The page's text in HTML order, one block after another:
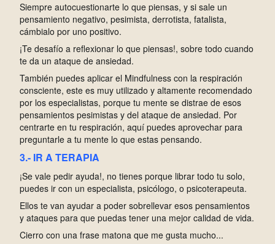
Siempre autocuestionarte lo que piensas, y si sale un
pensamiento negativo, pesimista, derrotista, fatalista,
cámbialo por uno positivo.
¡Te desafío a reflexionar lo que piensas!, sobre todo cuando
te da un ataque de ansiedad.
También puedes aplicar el Mindfulness con la respiración
consciente, este es muy utilizado y altamente recomendado
por los especialistas, porque tu mente se distrae de esos
pensamientos pesimistas y del ataque de ansiedad. Por
centrarte en tu respiración, aquí puedes aprovechar para
preguntarle a tu mente lo que estas pensando.
3.- IR A TERAPIA
¡Se vale pedir ayuda!, no tienes porque librar todo tu solo,
puedes ir con un especialista, psicólogo, o psicoterapeuta.
Ellos te van ayudar a poder sobrellevar esos pensamientos
y ataques para que puedas tener una mejor calidad de vida.
Cierro con una frase matona que me gusta mucho...